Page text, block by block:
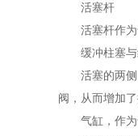
活塞杆
活塞杆作
缓冲柱塞
活塞的两
阀，从而增加
气缸，作